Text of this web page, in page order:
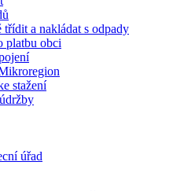
třídit a nakládat s odpady
platbu obci
stažení
úřad